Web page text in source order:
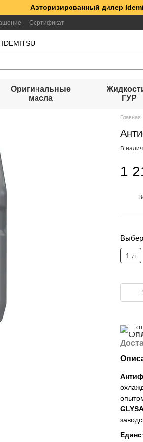
Авторизированный дилер
Сертификат
Оригинальные
масла
ГУР
Главная
В
1
1 л
3